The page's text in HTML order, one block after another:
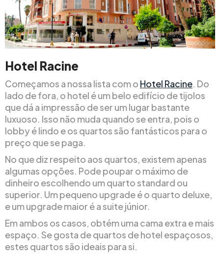
Hotel Racine
Começamos a nossa lista com o Hotel Racine. Do
lado de fora, o hotel é um belo edifício de tijolos
que dá a impressão de ser um lugar bastante
luxuoso. Isso não muda quando se entra, pois o
lobby é lindo e os quartos são fantásticos para o
preço que se paga.
No que diz respeito aos quartos, existem apenas
algumas opções. Pode poupar o máximo de
dinheiro escolhendo um quarto standard ou
superior. Um pequeno upgrade é o quarto deluxe,
e um upgrade maior é a suite júnior.
Em ambos os casos, obtém uma cama extra e mais
espaço. Se gosta de quartos de hotel espaçosos,
estes quartos são ideais para si.